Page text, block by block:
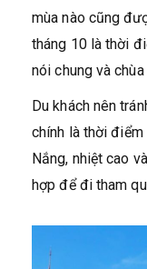
mùa nào cũng
tháng 10 là thời
nói chung và
Du khách nên
chính là thời
Nắng, nhiệt cao
hợp để đi tham